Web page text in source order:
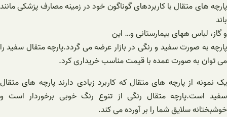
پارچه های متقال با کاربردهای گوناگون خود در زمینه مصارف پزشکی مانند
باند
و گاز، لباس ههای بیمارستانی و… این
پارچه به صورت سفید و رنگی در بازار عرضه می گردد.پارچه متقال سفید را
می توان به صورت عمده با قیمت مناسب خریداری کرد.
یک نمونه از پارچه های متقال که کاربرد زیادی دارند پارچه های متقال
سفید است.پارچه متقال رنگی از تنوع رنگ خوبی برخوردار است و
خوشبختانه سلایق شما را بر آورده می کند.